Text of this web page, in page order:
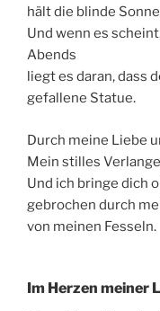
hält die blinde
Und wenn es
Abends
liegt es daran, dass
gefallene Statue.
Durch meine Liebe
Mein stilles
Und ich bringe dich
gebrochen durch
von meinen Fesseln.
Im Herzen meiner